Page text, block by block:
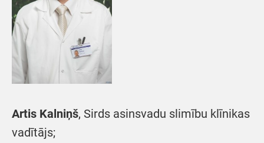
Artis Kalniņš, Sirds asinsvadu slimību klīnikas
vadītājs;